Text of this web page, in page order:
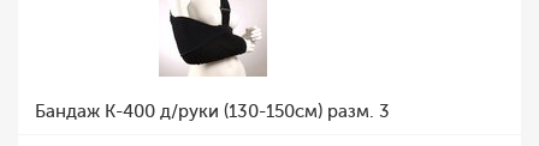
Бандаж К-400 д/руки (130-150см) разм. 3